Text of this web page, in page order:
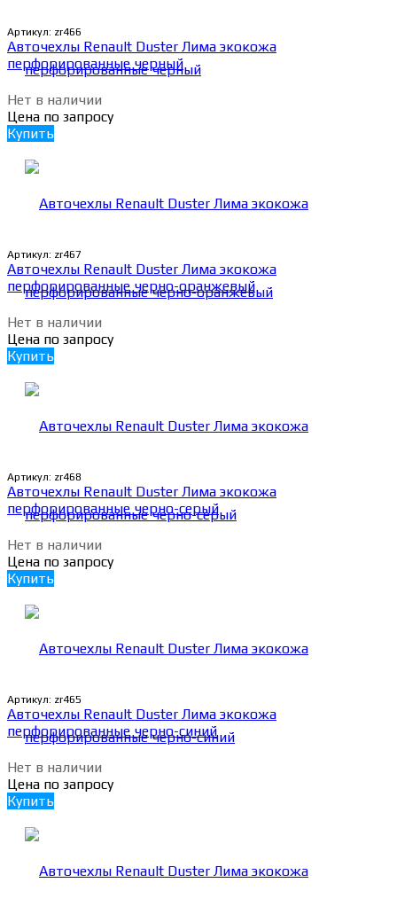
Артикул: zr466
Авточехлы Renault Duster Лима экокожа
перфорированные черный
Нет в наличии
Цена по запросу
Купить
Артикул: zr467
Авточехлы Renault Duster Лима экокожа
перфорированные черно-оранжевый
Нет в наличии
Цена по запросу
Купить
Артикул: zr468
Авточехлы Renault Duster Лима экокожа
перфорированные черно-серый
Нет в наличии
Цена по запросу
Купить
Артикул: zr465
Авточехлы Renault Duster Лима экокожа
перфорированные черно-синий
Нет в наличии
Цена по запросу
Купить